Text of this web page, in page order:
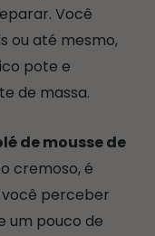
Você
ou até mesmo,
pote e
de massa.
de mousse de
cremoso, é
você perceber
um pouco de